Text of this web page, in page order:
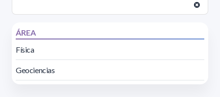
ÁREA
Física
Geociencias